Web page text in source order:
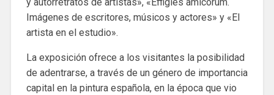
y autorretratos de artistas», «Effigies amicorum.
Imágenes de escritores, músicos y actores» y «El
artista en el estudio».
La exposición ofrece a los visitantes la posibilidad
de adentrarse, a través de un género de importancia
capital en la pintura española, en la época que vio